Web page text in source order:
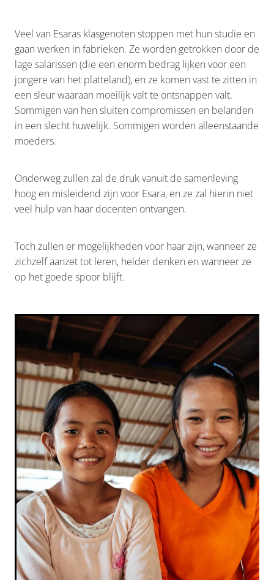
Veel van Esaras klasgenoten stoppen met hun studie en
gaan werken in fabrieken. Ze worden getrokken door de
lage salarissen (die een enorm bedrag lijken voor een
jongere van het platteland), en ze komen vast te zitten in
een sleur waaraan moeilijk valt te ontsnappen valt.
Sommigen van hen sluiten compromissen en belanden
in een slecht huwelijk. Sommigen worden alleenstaande
moeders.
Onderweg zullen zal de druk vanuit de samenleving
hoog en misleidend zijn voor Esara, en ze zal hierin niet
veel hulp van haar docenten ontvangen.
Toch zullen er mogelijkheden voor haar zijn, wanneer ze
zichzelf aanzet tot leren, helder denken en wanneer ze
op het goede spoor blijft.